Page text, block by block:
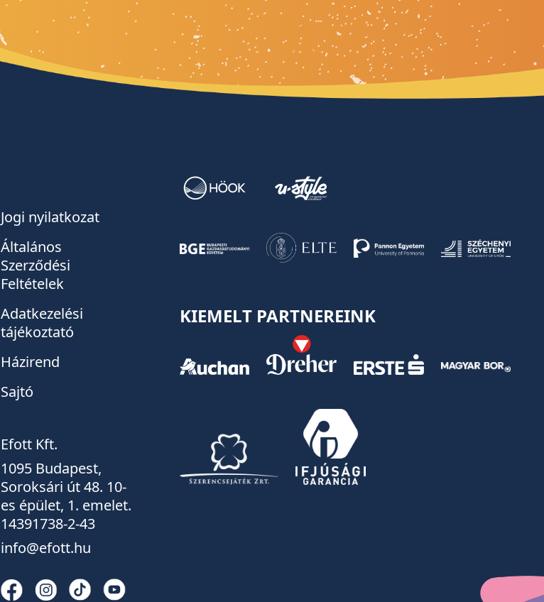
Jogi nyilatkozat
Általános
Szerződési
Feltételek
Adatkezelési
tájékoztató
Házirend
Sajtó
Efott Kft.
1095 Budapest,
Soroksári út 48. 10-
es épület, 1. emelet.
14391738-2-43
info@efott.hu
KIEMELT PARTNEREINK